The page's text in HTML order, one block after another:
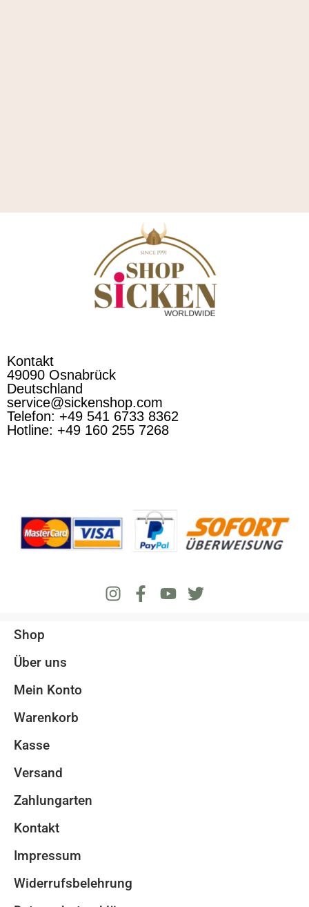
Kontakt
49090 Osnabrück
Deutschland
service@sickenshop.com
Telefon: +49 541 6733 8362
Hotline: +49 160 255 7268
Shop
Über uns
Mein Konto
Warenkorb
Kasse
Versand
Zahlungarten
Kontakt
Impressum
Widerrufsbelehrung